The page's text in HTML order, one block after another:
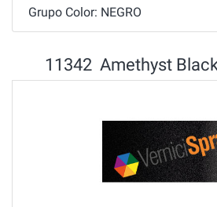
Grupo Color: NEGRO
11342 Amethyst